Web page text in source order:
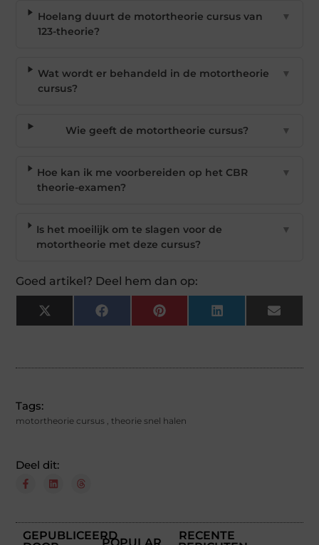
Hoelang duurt de motortheorie cursus van
123-theorie?
▼
Wat wordt er behandeld in de motortheorie
cursus?
▼
Wie geeft de motortheorie cursus? ▼
Hoe kan ik me voorbereiden op het CBR
theorie-examen?
▼
Is het moeilijk om te slagen voor de
motortheorie met deze cursus?
▼
Goed artikel? Deel hem dan op:
X
(Twitter)
Facebook Pinterest LinkedIn Email
Tags:
motortheorie cursus theorie snel halen
Deel dit:
GEPUBLICEERD
RECENTE